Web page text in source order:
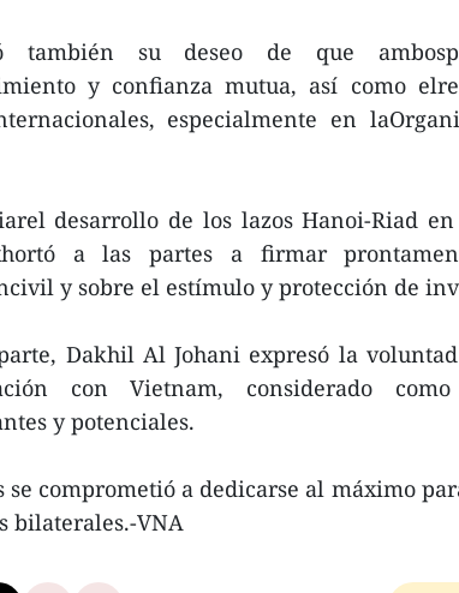
también su deseo de que
y confianza mutua, así como
especialmente en
desarrollo de los lazos Hanoi-Riad
a las partes a firmar
y sobre el estímulo y protección de
Dakhil Al Johani expresó la
con Vietnam, considerado
y potenciales.
se comprometió a dedicarse al máximo
bilaterales.-VNA